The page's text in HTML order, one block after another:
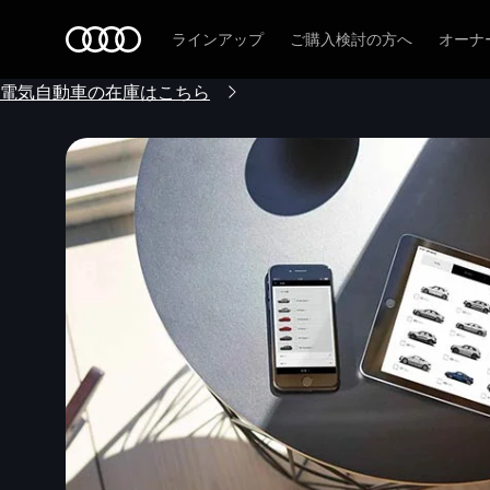
ラインアップ ご購入検討の方へ オーナ
電気自動車の在庫はこちら